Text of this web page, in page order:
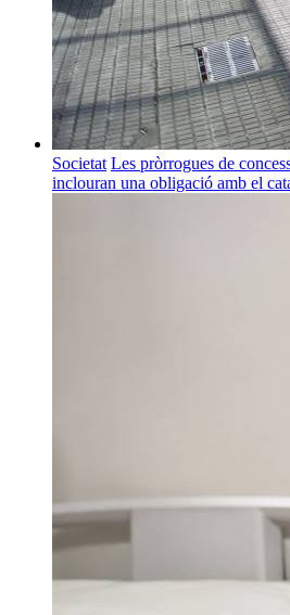
Societat Les pròrrogues de
inclouran una obligació amb el